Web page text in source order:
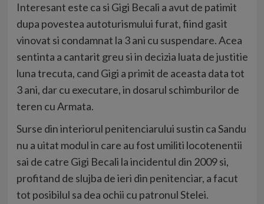
Interesant este ca si Gigi Becali a avut de patimit
dupa povestea autoturismului furat, fiind gasit
vinovat si condamnat la 3 ani cu suspendare. Acea
sentinta a cantarit greu si in decizia luata de justitie
luna trecuta, cand Gigi a primit de aceasta data tot
3 ani, dar cu executare, in dosarul schimburilor de
teren cu Armata.
Surse din interiorul penitenciarului sustin ca Sandu
nu a uitat modul in care au fost umiliti locotenentii
sai de catre Gigi Becali la incidentul din 2009 si,
profitand de slujba de ieri din penitenciar, a facut
tot posibilul sa dea ochii cu patronul Stelei.